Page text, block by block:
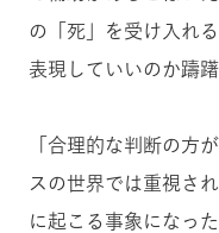
の「死」を受け入れ
表現していいのか躊
「合理的な判断の方
スの世界では重視さ
に起こる事象になっ